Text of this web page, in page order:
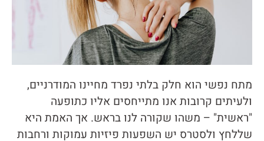
מתח נפשי הוא חלק בלתי נפרד מחיינו המודרניים,
ולעיתים קרובות אנו מתייחסים אליו כתופעה
"ראשית" – משהו שקורה לנו בראש. אך האמת היא
שללחץ ולסטרס יש השפעות פיזיות עמוקות ורחבות